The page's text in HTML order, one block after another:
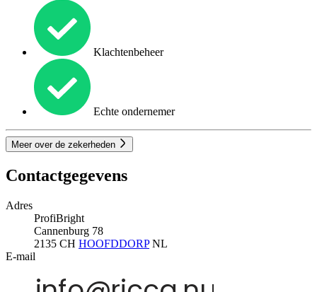
Klachtenbeheer
Echte ondernemer
Meer over de zekerheden
Contactgegevens
Adres
ProfiBright
Cannenburg 78
2135 CH HOOFDDORPNL
E-mail